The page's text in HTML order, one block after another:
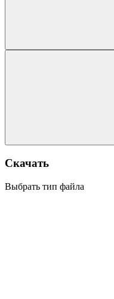
Скачать
Выбрать тип файла